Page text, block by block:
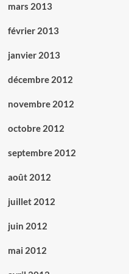
mars 2013
février 2013
janvier 2013
décembre 2012
novembre 2012
octobre 2012
septembre 2012
août 2012
juillet 2012
juin 2012
mai 2012